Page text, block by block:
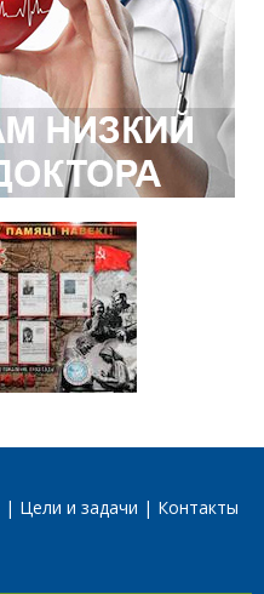
Цели и задачи Контакты